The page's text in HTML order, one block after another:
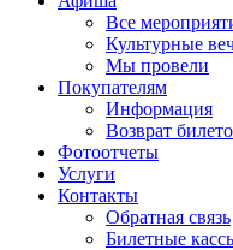
Все
Культурные
Мы провели
Покупателям
Информация
Возврат
Фотоотчеты
Услуги
Контакты
Обратная связь
Билетные